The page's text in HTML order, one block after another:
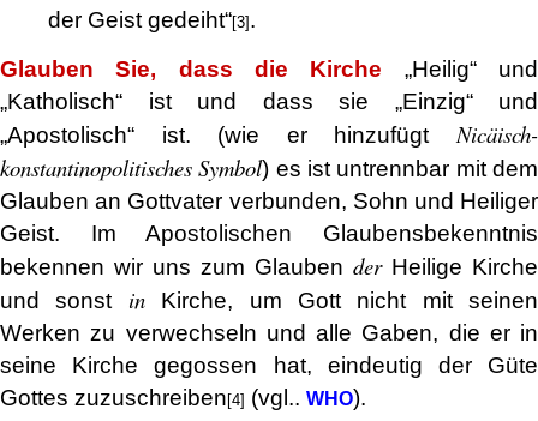
der Geist gedeiht“[3].
Glauben Sie, dass die Kirche „Heilig“ und
„Katholisch“ ist und dass sie „Einzig“ und
„Apostolisch“ ist. (wie er hinzufügt Nicäisch-
konstantinopolitisches Symbol) es ist untrennbar mit dem
Glauben an Gottvater verbunden, Sohn und Heiliger
Geist. Im Apostolischen Glaubensbekenntnis
bekennen wir uns zum Glauben derHeilige Kirche
und sonst inKirche, um Gott nicht mit seinen
Werken zu verwechseln und alle Gaben, die er in
seine Kirche gegossen hat, eindeutig der Güte
Gottes zuzuschreiben [4] (vgl.. WHO).